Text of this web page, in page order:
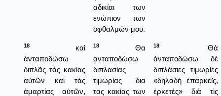
αδικίαι των
ενώπιον των
οφθαλμών μου.
18
καὶ
ἀνταποδώσω
διπλᾶς τὰς κακίας
αὐτῶν καὶ τὰς
ἁμαρτίας αὐτῶν,
18
Θα
ανταποδώσω
διπλασίας
τιμωρίας δια
τας κακίας των
18
Θὰ
ἀνταποδώσω δὲ
διπλάσιες τιμωρίες
«δηλαδὴ ἐπαρκεῖς,
ἐρκετές» διὰ τὶς